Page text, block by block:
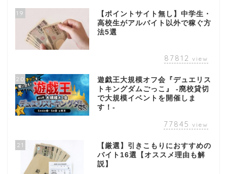
19
【ポイントサイト無し】中学生・
高校生がアルバイト以外で稼ぐ方
法5選
87812 view
20
遊戯王大規模オフ会『デュエリス
トキングダムごっこ』 -廃校貸切
で大規模イベントを開催しま
す！-
77845 view
21
【厳選】引きこもりにおすすめの
バイト16選【オススメ理由も解
説】